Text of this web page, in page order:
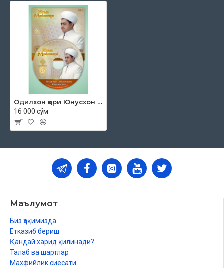
Одилхон қори Юнусхон ўғлининг "Жума ‎мавъизалари" деб номланган аудио тўпламнинг 17-‎қисми
16 000 сўм
Маълумот
Биз ҳақимизда
Етказиб бериш
Қандай харид қилинади?
Талаб ва шартлар
Махфийлик сиёсати